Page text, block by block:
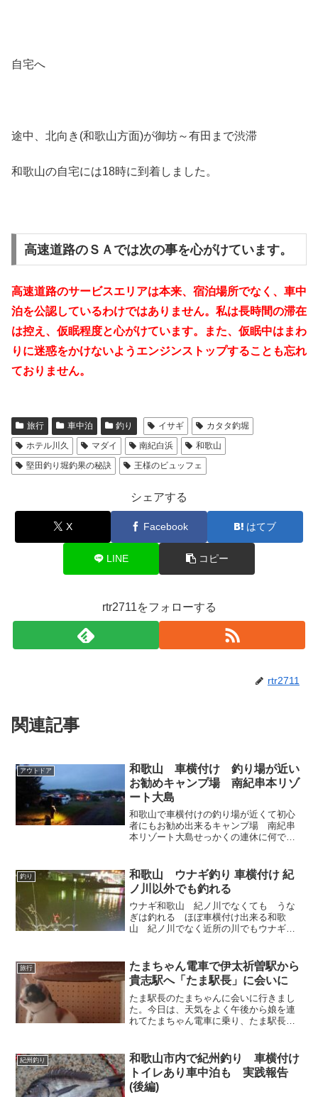
自宅へ
途中、北向き(和歌山方面)が御坊～有田まで渋滞
和歌山の自宅には18時に到着しました。
高速道路のＳＡでは次の事を心がけています。
高速道路のサービスエリアは本来、宿泊場所でなく、車中
泊を公認しているわけではありません。私は長時間の滞在
は控え、仮眠程度と心がけています。また、仮眠中はまわ
りに迷惑をかけないようエンジンストップすることも忘れ
ておりません。
旅行 車中泊 釣り イサギ
カタタ釣堀
ホテル川久
マダイ 南紀白浜
和歌山
堅田釣り堀釣果の秘訣
王様のビュッフェ
シェアする
X Facebook はてブ
LINE コピー
rtr2711をフォローする
rtr2711
関連記事
アウトドア
和歌山 車横付け 釣り場が近い
お勧めキャンプ場 南紀串本リゾ
ート大島
和歌山で車横付けの釣り場が近くて初心
者にもお勧め出来るキャンプ場 南紀串
本リゾート大島せっかくの連休に何でキ
はしてみたいけど何を揃えたらいいのか
分からず今までキャンプに...
釣り
和歌山 ウナギ釣り 車横付け 紀
ノ川以外でも釣れる
ウナギ和歌山 紀ノ川でなくても うな
ぎは釣れる ほぼ車横付け出来る和歌
山 紀ノ川でなく近所の川でもウナギが
れなら自分で釣ればいいか。ところでう
なぎって何処にいるの？ ...
旅行
たまちゃん電車で伊太祈曽駅から
貴志駅へ「たま駅長」に会いに
たま駅長のたまちゃんに会いに行きまし
た。今日は、天気をよく午後から娘を連
れてたまちゃん電車に乗り、たま駅長の
認のため和歌山電鐵に電話で確認すると
「たま駅長」が居る終点の貴...
紀州釣り
和歌山市内で紀州釣り 車横付け
トイレあり車中泊も 実践報告
(後編)